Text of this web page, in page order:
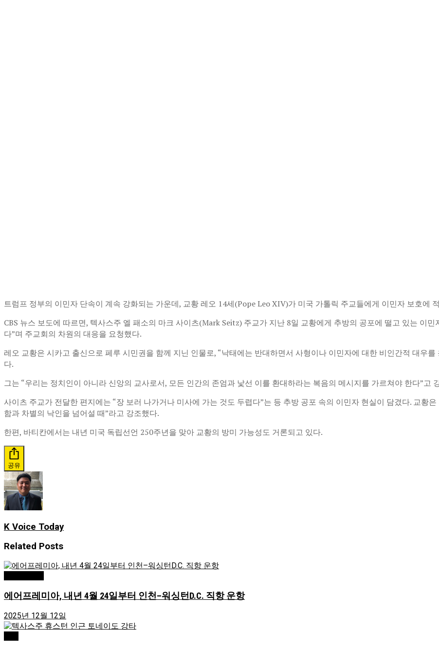
트럼프 정부의 이민자 단속이 계속 강화되는 가운데, 교황 레오 14세(Pope Leo XIV)가 미국 가톨릭 주교들에게 이민자 보호에
CBS 뉴스 보도에 따르면, 텍사스주 엘 패소의 마크 사이츠(Mark Seitz) 주교가 지난 8일 교황에게 추방의 공포에 떨고 있는 이
다”며 주교회의 차원의 대응을 요청했다.
레오 교황은 시카고 출신으로 페루 시민권을 함께 지닌 인물로, “낙태에는 반대하면서 사형이나 이민자에 대한 비인간적 대우
다.
그는 “우리는 정치인이 아니라 신앙의 교사로서, 모든 인간의 존엄과 낯선 이를 환대하라는 복음의 메시지를 가르쳐야 한다”고
사이츠 주교가 전달한 편지에는 “장 보러 나가거나 미사에 가는 것도 두렵다”는 등 추방 공포 속의 이민자 현실이 담겼다. 교황
함과 차별의 낙인을 넘어설 때”라고 강조했다.
한편, 바티칸에서는 내년 미국 독립선언 250주년을 맞아 교황의 방미 가능성도 거론되고 있다.
공유
K Voice Today
Related Posts
에어프레미아, 내년 4월 24일부터 인천–워싱턴D.C. 직항 운항
2025년 12월 12일